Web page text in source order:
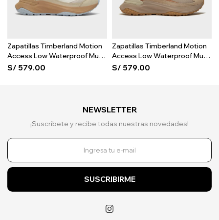
Zapatillas Timberland Motion
Access Low Waterproof Mujer
- Light Beige Suede
S/ 579.00
Zapatillas Timberland Motion
Access Low Waterproof Mujer
- Medium Beige Mesh
S/ 579.00
NEWSLETTER
¡Suscríbete y recibe todas nuestras novedades!
SUSCRIBIRME
